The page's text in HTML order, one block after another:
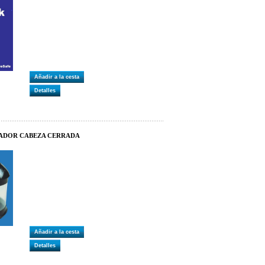
Añadir a la cesta
Detalles
CABEZA CERRADA
Añadir a la cesta
Detalles